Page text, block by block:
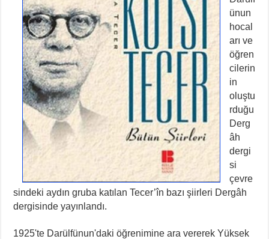
ünun
hocal
arı ve
öğren
cilerin
in
oluştu
rduğu
Derg
âh
dergi
si
çevre
sindeki aydın gruba katılan Tecer’în bazı şiirleri Dergâh
dergisinde yayınlandı.
1925'te Darülfünun'daki öğrenimine ara vererek Yüksek